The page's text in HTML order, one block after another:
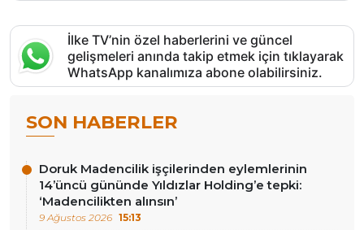
İlke TV’nin özel haberlerini ve güncel
gelişmeleri anında takip etmek için tıklayarak
WhatsApp kanalımıza abone olabilirsiniz.
SON HABERLER
Doruk Madencilik işçilerinden eylemlerinin
14’üncü gününde Yıldızlar Holding’e tepki:
‘Madencilikten alınsın’
9 Ağustos 2026 15:13